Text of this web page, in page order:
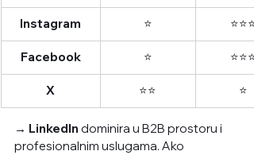
Instagram ⭐ ⭐⭐⭐
Facebook ⭐ ⭐⭐⭐
X ⭐⭐ ⭐
→ LinkedIn dominira u B2B prostoru i
profesionalnim uslugama. Ako